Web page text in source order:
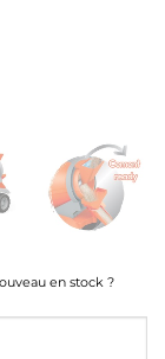
en stock ?